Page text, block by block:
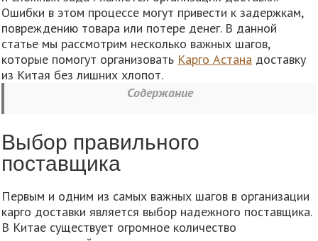
Ошибки в этом процессе могут привести к задержкам,
повреждению товара или потере денег. В данной
статье мы рассмотрим несколько важных шагов,
которые помогут организовать Карго Астана доставку
из Китая без лишних хлопот.
Содержание
Выбор правильного
поставщика
Первым и одним из самых важных шагов в организации
карго доставки является выбор надежного поставщика.
В Китае существует огромное количество